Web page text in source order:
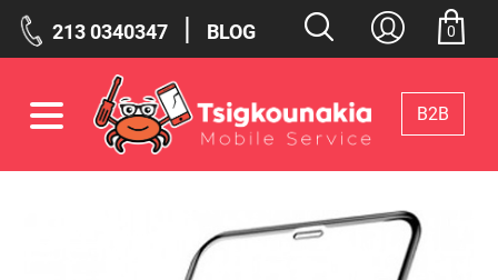
213 0340347 | BLOG
Β2Β
0
Επιλεγμένα Φίλτρα